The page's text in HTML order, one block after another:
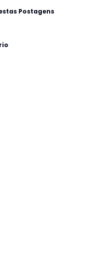
Postagens